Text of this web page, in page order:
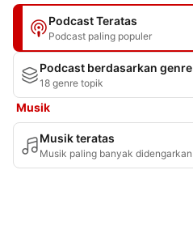
Podcast Teratas
Podcast paling populer
Podcast berdasarkan genre
18 genre topik
Musik
Musik teratas
Musik paling banyak didengarkan